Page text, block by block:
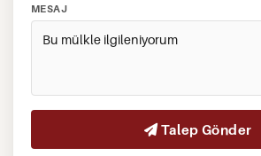
MESAJ
Talep Gönder